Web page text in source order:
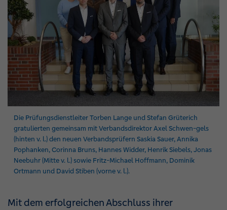
Die Prüfungsdienstleiter Torben Lange und Stefan Grüterich
gratulierten gemeinsam mit Verbandsdirektor Axel Schwen-gels
(hinten v. l.) den neuen Verbandsprüfern Saskia Sauer, Annika
Pophanken, Corinna Bruns, Hannes Widder, Henrik Siebels, Jonas
Neebuhr (Mitte v. l.) sowie Fritz-Michael Hoffmann, Dominik
Ortmann und David Stiben (vorne v. l.).
Mit dem erfolgreichen Abschluss ihrer